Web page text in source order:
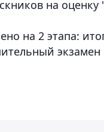
на оценку
на 2 этапа: